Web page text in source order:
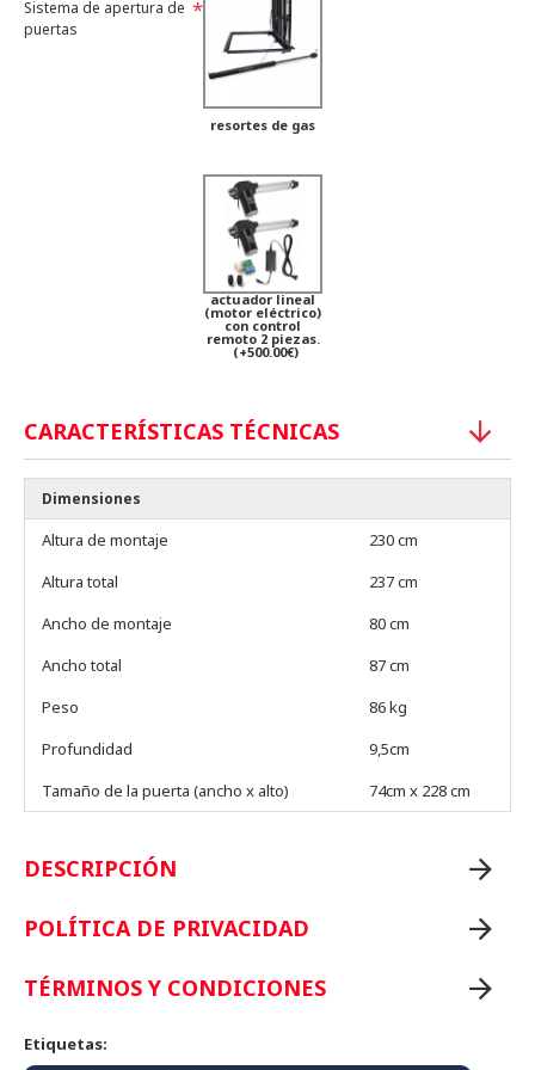
Sistema de apertura de
puertas
resortes de gas
actuador lineal
(motor eléctrico)
con control
remoto 2 piezas.
(+500.00€)
CARACTERÍSTICAS TÉCNICAS
Dimensiones
Altura de montaje
230 cm
Altura total
237 cm
Ancho de montaje
80 cm
Ancho total
87 cm
Peso
86 kg
Profundidad
9,5cm
Tamaño de la puerta (ancho x alto)
74cm x 228 cm
DESCRIPCIÓN
POLÍTICA DE PRIVACIDAD
TÉRMINOS Y CONDICIONES
Etiquetas: